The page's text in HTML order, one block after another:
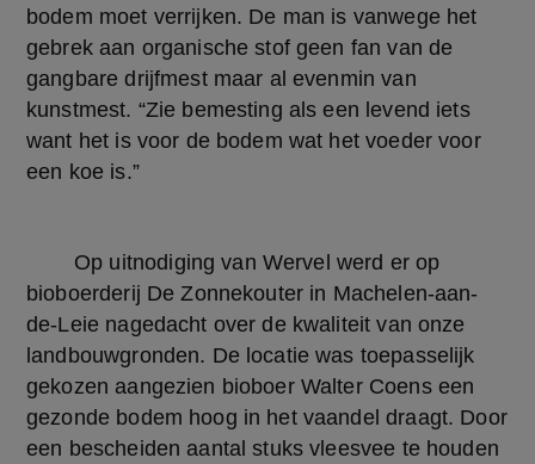
bodem moet verrijken. De man is vanwege het
gebrek aan organische stof geen fan van de
gangbare drijfmest maar al evenmin van
kunstmest. “Zie bemesting als een levend iets
want het is voor de bodem wat het voeder voor
een koe is.”
bioboerderij De Zonnekouter in Machelen-aan-
de-Leie nagedacht over de kwaliteit van onze
landbouwgronden. De locatie was toepasselijk
gekozen aangezien bioboer Walter Coens een
gezonde bodem hoog in het vaandel draagt. Door
een bescheiden aantal stuks vleesvee te houden